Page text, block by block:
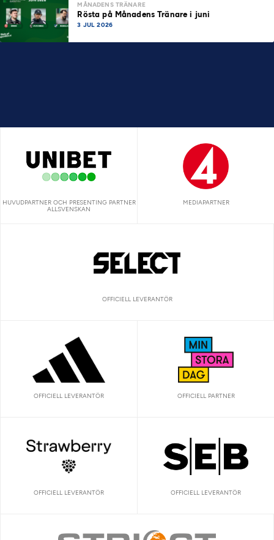
MÅNADENS TRÄNARE
Rösta på Månadens Tränare i juni
3 JUL 2026
HUVUDPARTNER OCH PRESENTING PARTNER
ALLSVENSKAN
MEDIAPARTNER
OFFICIELL LEVERANTÖR
OFFICIELL LEVERANTÖR OFFICIELL PARTNER
OFFICIELL LEVERANTÖR OFFICIELL LEVERANTÖR